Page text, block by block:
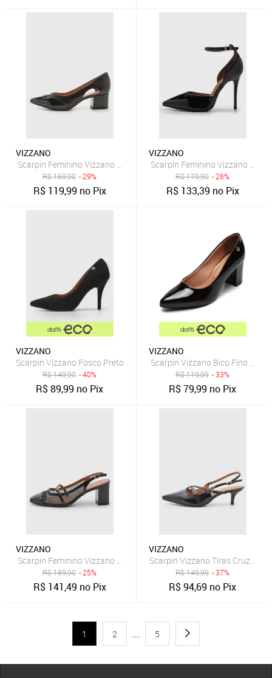
VIZZANO
Scarpin Feminino Vizzano Salto Bloco Preto
R$169,90 - 29%
R$ 119,99 no Pix
VIZZANO
Scarpin Feminino Vizzano
R$179,90 - 26%
R$ 133,39 no Pix
VIZZANO
Scarpin Vizzano Fosco Preto
R$149,90 - 40%
R$89,99 no Pix
VIZZANO
Scarpin Vizzano Bico Fino Preto
R$119,99 - 33%
R$79,99 no Pix
VIZZANO
Scarpin Feminino Vizzano Salto Quadrado Preto
R$189,90 - 25%
R$ 141,49 no Pix
VIZZANO
Scarpin Vizzano Tiras Cruzadas
R$149,99 - 37%
R$94,69 no Pix
1 2 ... 5